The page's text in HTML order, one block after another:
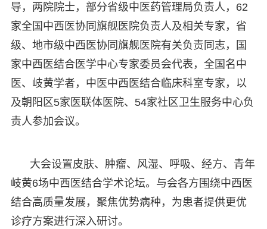
导，两院院士，部分省级中医药管理局负责人，62
家全国中西医协同旗舰医院负责人及相关专家，省
级、地市级中西医协同旗舰医院有关负责同志，国
家中西医结合医学中心专家委员会代表，全国名中
医、岐黄学者，中医中西医结合临床科室专家，以
及朝阳区5家医联体医院、54家社区卫生服务中心负
责人参加会议。
大会设置皮肤、肿瘤、风湿、呼吸、经方、青年
岐黄6场中西医结合学术论坛。与会各方围绕中西医
结合高质量发展，聚焦优势病种，为患者提供更优
诊疗方案进行深入研讨。